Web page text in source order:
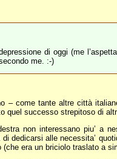
di oggi (me
me. :-)
– come tante altre città
quel successo strepitoso di
non interessano piu’ a
di dedicarsi alle necessita’
(che era un briciolo traslato a